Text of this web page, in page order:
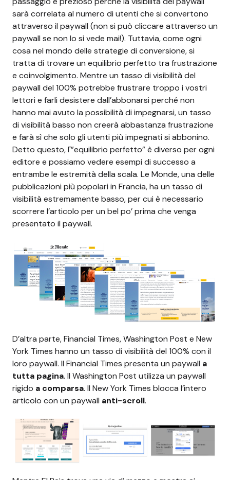
sarà correlata al numero di utenti che si convertono
attraverso il paywall (non si può cliccare attraverso un
paywall se non lo si vede mai!). Tuttavia, come ogni
cosa nel mondo delle strategie di conversione, si
tratta di trovare un equilibrio perfetto tra frustrazione
e coinvolgimento. Mentre un tasso di visibilità del
paywall del 100% potrebbe frustrare troppo i vostri
lettori e farli desistere dall’abbonarsi perché non
hanno mai avuto la possibilità di impegnarsi, un tasso
di visibilità basso non creerà abbastanza frustrazione
e farà sì che solo gli utenti più impegnati si abbonino.
Detto questo, l'”equilibrio perfetto” è diverso per ogni
editore e possiamo vedere esempi di successo a
entrambe le estremità della scala. Le Monde, una delle
pubblicazioni più popolari in Francia, ha un tasso di
visibilità estremamente basso, per cui è necessario
scorrere l’articolo per un bel po’ prima che venga
presentato il paywall.
D’altra parte, Financial Times, Washington Post e New
York Times hanno un tasso di visibilità del 100% con il
loro paywall. Il Financial Times presenta un paywall a
tutta pagina. Il Washington Post utilizza un paywall
rigido a comparsa. Il New York Times blocca l’intero
articolo con un paywall anti-scroll.